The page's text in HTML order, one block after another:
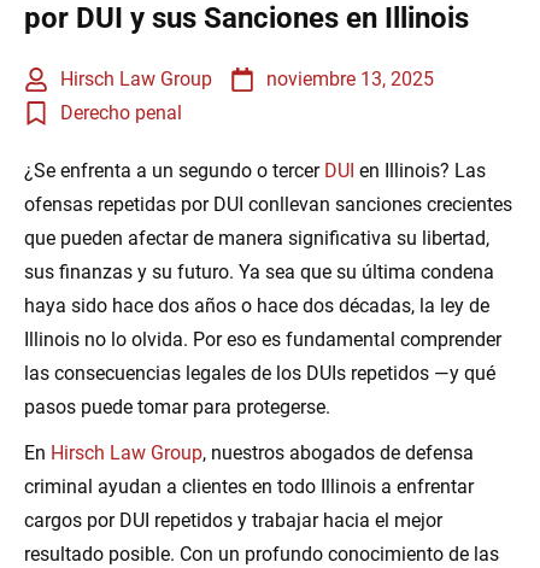
por DUI y sus Sanciones en Illinois
Hirsch Law Group
noviembre 13, 2025
Derecho penal
¿Se enfrenta a un segundo o tercer DUI en Illinois? Las
ofensas repetidas por DUI conllevan sanciones crecientes
que pueden afectar de manera significativa su libertad,
sus finanzas y su futuro. Ya sea que su última condena
haya sido hace dos años o hace dos décadas, la ley de
Illinois no lo olvida. Por eso es fundamental comprender
las consecuencias legales de los DUIs repetidos —y qué
pasos puede tomar para protegerse.
En Hirsch Law Group, nuestros abogados de defensa
criminal ayudan a clientes en todo Illinois a enfrentar
cargos por DUI repetidos y trabajar hacia el mejor
resultado posible. Con un profundo conocimiento de las